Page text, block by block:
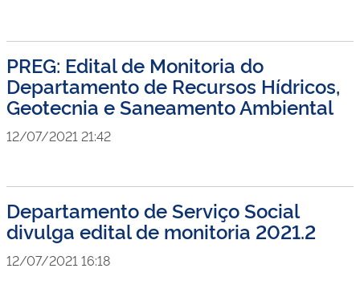
PREG: Edital de Monitoria do
Departamento de Recursos Hídricos,
Geotecnia e Saneamento Ambiental
12/07/2021 21:42
Departamento de Serviço Social
divulga edital de monitoria 2021.2
12/07/2021 16:18